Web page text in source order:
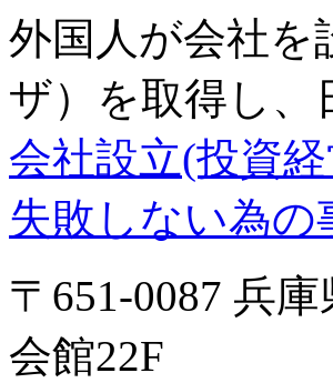
外国人が会社を
ザ）を取得し、
会社設立(投資
失敗しない為の
〒651-0087 兵
会館22F